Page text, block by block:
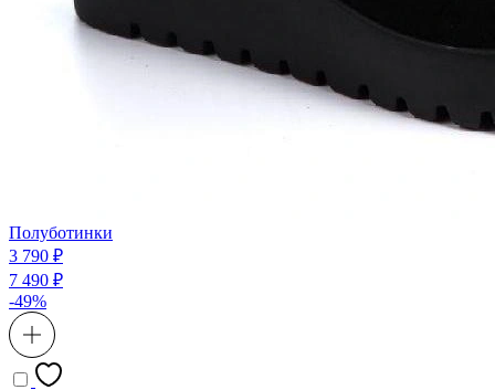
Полуботинки
3 790 ₽
7 490 ₽
-49%